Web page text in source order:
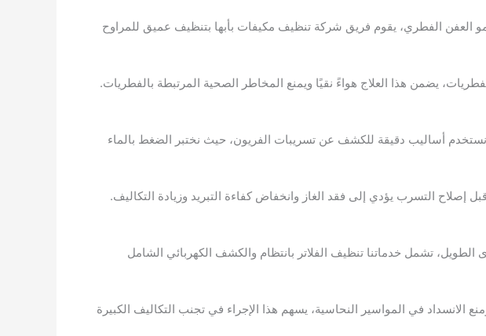
لنمو العفن الفطري، يقوم فريق شركة تنظيف مكيفات بأبها بتنظيف عميق للمراوح
يضمن هذا العلاج هواءً نقيًا ويمنع المخاطر الصحية المرتبطة بالفطريات.
أساليب دقيقة للكشف عن تسريبات الفريون، حيث نختبر الضغط بالماء
التسرب يؤدي إلى فقد الغاز وانخفاض كفاءة التبريد وزيادة التكاليف.
الطويل، تشمل خدماتنا تنظيف الفلاتر بانتظام والكشف الكهربائي الشامل
في المواسير النحاسية، يسهم هذا الإجراء في تجنب التكاليف الكبيرة